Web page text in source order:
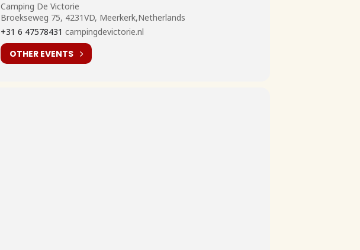
Camping De Victorie
Broekseweg 75, 4231VD, Meerkerk,Netherlands
+31 6 47578431 campingdevictorie.nl
OTHER EVENTS